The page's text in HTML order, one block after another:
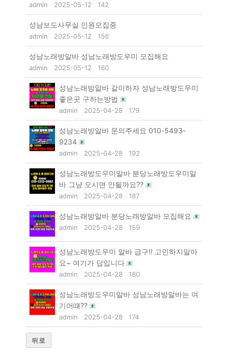
admin 2025-05-12 142
성남보도사무실 인원모집중
admin 2025-05-12 156
성남노래방알바 성남노래방도우미 모집해요
admin 2025-05-12 160
성남노래방알바 같이하자 성남노래방도우미
좋은곳 구하는방법
admin 2025-04-28 179
성남노래방알바 문의주세요 010-5493-
9234
admin 2025-04-28 192
성남노래방도우미알바 분당노래방도우미알
바 그냥 오시면 안될까요??
admin 2025-04-28 187
성남노래방알바 분당노래방알바 모집해요
admin 2025-04-28 159
성남노래방도우미 알바 급구!! 고민하지말아
요~ 여기가 답입니다
admin 2025-04-28 180
성남노래방도우미알바 성남노래방알바는 여
기어떄??
admin 2025-04-28 174
뒤로